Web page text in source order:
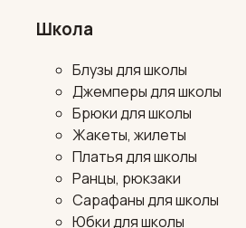
Школа
Блузы для школы
Джемперы для школы
Брюки для школы
Жакеты, жилеты
Платья для школы
Ранцы, рюкзаки
Сарафаны для школы
Юбки для школы